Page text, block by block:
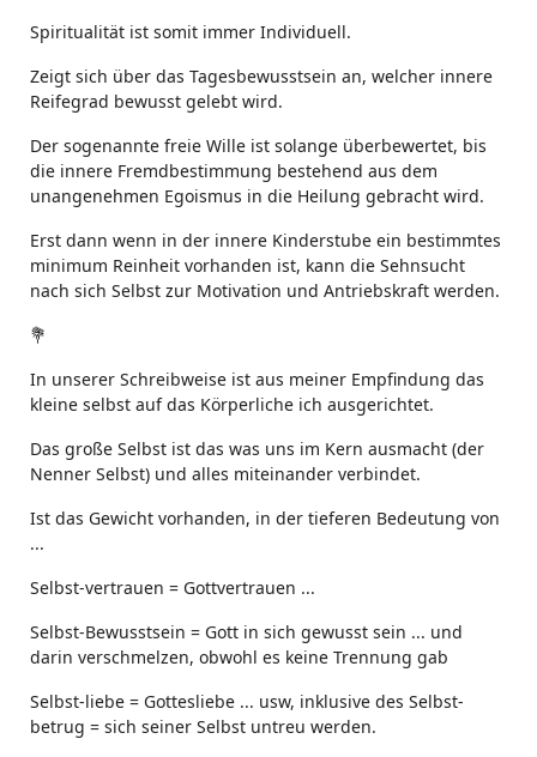
Spiritualität ist somit immer Individuell.
Zeigt sich über das Tagesbewusstsein an, welcher innere
Reifegrad bewusst gelebt wird.
Der sogenannte freie Wille ist solange überbewertet, bis
die innere Fremdbestimmung bestehend aus dem
unangenehmen Egoismus in die Heilung gebracht wird.
Erst dann wenn in der innere Kinderstube ein bestimmtes
minimum Reinheit vorhanden ist, kann die Sehnsucht
nach sich Selbst zur Motivation und Antriebskraft werden.
💐
In unserer Schreibweise ist aus meiner Empfindung das
kleine selbst auf das Körperliche ich ausgerichtet.
Das große Selbst ist das was uns im Kern ausmacht (der
Nenner Selbst) und alles miteinander verbindet.
Ist das Gewicht vorhanden, in der tieferen Bedeutung von
...
Selbst-vertrauen = Gottvertrauen ...
Selbst-Bewusstsein = Gott in sich gewusst sein ... und
darin verschmelzen, obwohl es keine Trennung gab
Selbst-liebe = Gottesliebe ... usw, inklusive des Selbst-
betrug = sich seiner Selbst untreu werden.